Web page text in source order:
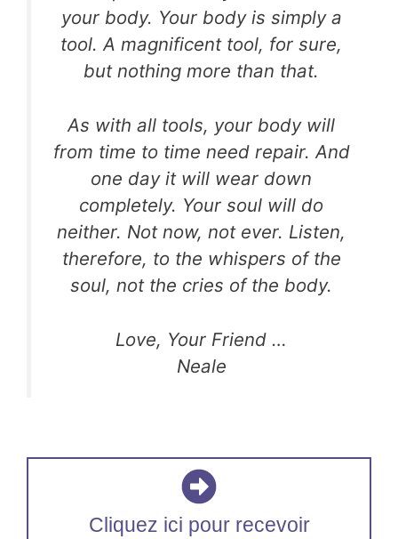
your body. Your body is simply a
tool. A magnificent tool, for sure,
but nothing more than that.
As with all tools, your body will
from time to time need repair. And
one day it will wear down
completely. Your soul will do
neither. Not now, not ever. Listen,
therefore, to the whispers of the
soul, not the cries of the body.
Love, Your Friend …
Neale
Cliquez ici pour recevoir